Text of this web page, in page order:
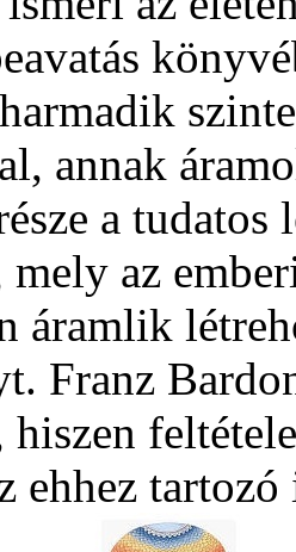
annak
a tudatos
az
áramlik
Franz
hiszen
ehhez